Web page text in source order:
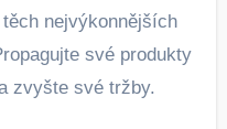
nejvýkonnějších
své produkty
zvyšte své tržby.